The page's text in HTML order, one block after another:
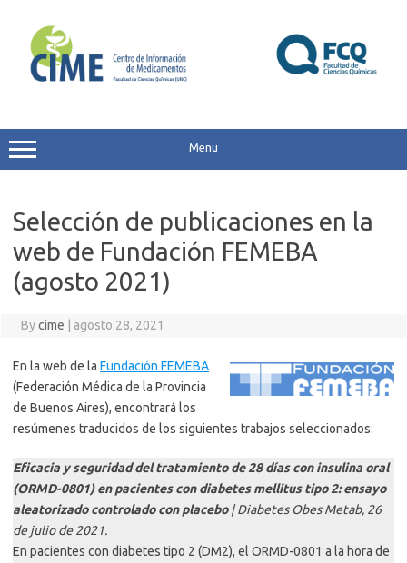
content
Menu
Selección de publicaciones en la
web de Fundación FEMEBA
(agosto 2021)
Bycime agosto 28, 2021
En la web de la Fundación FEMEBA
(Federación Médica de la Provincia
de Buenos Aires), encontrará los
resúmenes traducidos de los siguientes trabajos seleccionados:
Eficacia y seguridad del tratamiento de 28 días con insulina oral
(ORMD-0801) en pacientes con diabetes mellitus tipo 2: ensayo
aleatorizado controlado con placebo| Diabetes Obes Metab, 26
de julio de 2021.
En pacientes con diabetes tipo 2 (DM2), el ORMD-0801 a la hora de